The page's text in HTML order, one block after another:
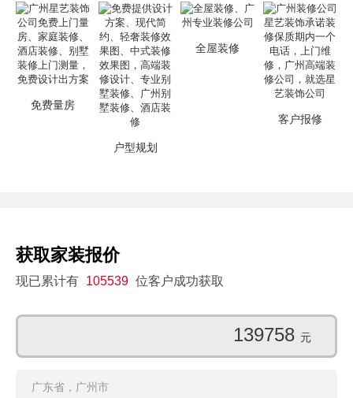
免费量房
户型规划
全屋装修
客户报修
获取家装报价
现已累计有 105539 位客户成功获取
139758 元
广东省，广州市